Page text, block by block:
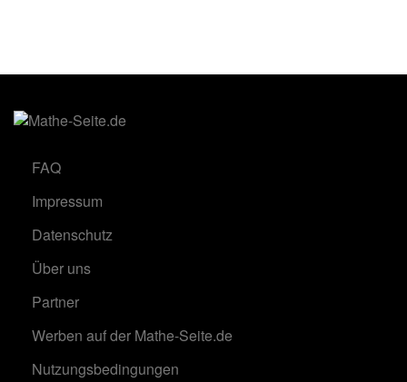
FAQ
Impressum
Datenschutz
Über uns
Partner
Werben auf der Mathe-Seite.de
Nutzungsbedingungen